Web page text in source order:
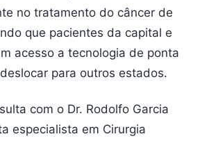
no tratamento do câncer de
que pacientes da capital e
acesso a tecnologia de ponta
para outros estados.
com o Dr. Rodolfo Garcia
especialista em Cirurgia